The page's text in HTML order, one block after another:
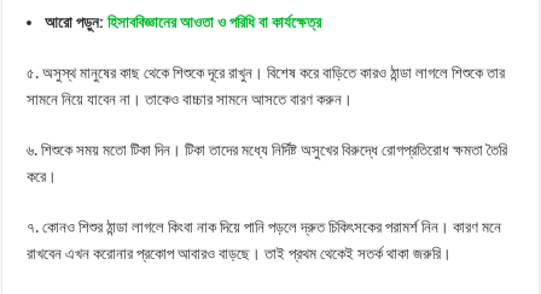
আরো পড়ুন:হিসাববিজ্ঞানের আওতা ও পরিধি বা কার্যক্ষেত্র
৫. অসুস্থ মানুষের কাছ থেকে শিশুকে দূরে রাখুন। বিশেষ করে বাড়িতে কারও ঠান্ডা লাগলে শিশুকে তার
সামনে নিয়ে যাবেন না। তাকেও বাচ্চার সামনে আসতে বারণ করুন।
৬. শিশুকে সময় মতো টিকা দিন। টিকা তাদের মধ্যে নির্দিষ্ট অসুখের বিরুদ্ধে রোগপ্রতিরোধ ক্ষমতা তৈরি
করে।
৭. কোনও শিশুর ঠান্ডা লাগলে কিংবা নাক দিয়ে পানি পড়লে দ্রুত চিকিৎসকের পরামর্শ নিন। কারণ মনে
রাখবেন এখন করোনার প্রকোপ আবারও বাড়ছে। তাই প্রথম থেকেই সতর্ক থাকা জরুরি।